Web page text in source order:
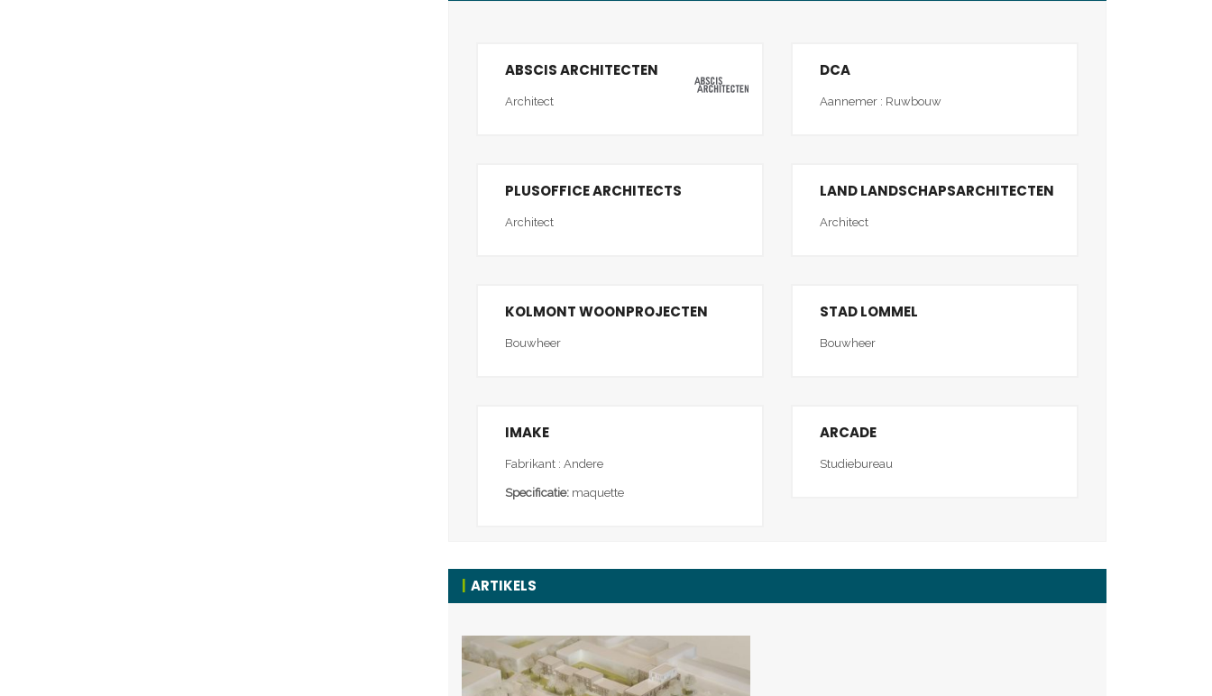
ABSCIS ARCHITECTEN
Architect
DCA
Aannemer : Ruwbouw
PLUSOFFICE ARCHITECTS
Architect
LAND LANDSCHAPSARCHITECTEN
Architect
KOLMONT WOONPROJECTEN
Bouwheer
STAD LOMMEL
Bouwheer
IMAKE
Fabrikant : Andere
Specificatie: maquette
ARCADE
Studiebureau
ARTIKELS